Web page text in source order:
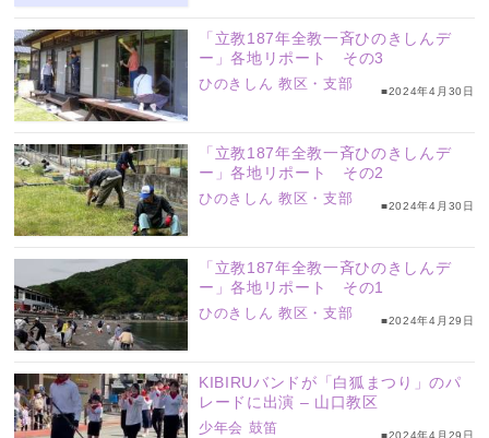
「立教187年全教一斉ひのきしんデ
ー」各地リポート その3
ひのきしん 教区・支部 ■2024年4月30日
「立教187年全教一斉ひのきしんデ
ー」各地リポート その2
ひのきしん 教区・支部 ■2024年4月30日
「立教187年全教一斉ひのきしんデ
ー」各地リポート その1
ひのきしん 教区・支部 ■2024年4月29日
KIBIRUバンドが「白狐まつり」のパ
レードに出演 – 山口教区
少年会 鼓笛